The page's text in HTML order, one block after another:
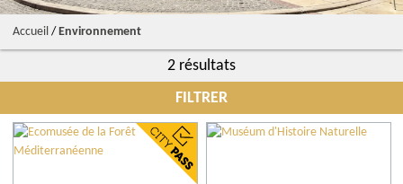
Accueil/ Environnement
2 résultats
FILTRER
Communes